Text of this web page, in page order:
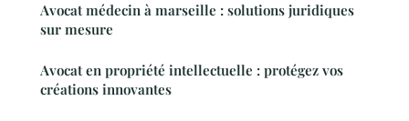
Avocat médecin à marseille : solutions juridiques
sur mesure
Avocat en propriété intellectuelle : protégez vos
créations innovantes